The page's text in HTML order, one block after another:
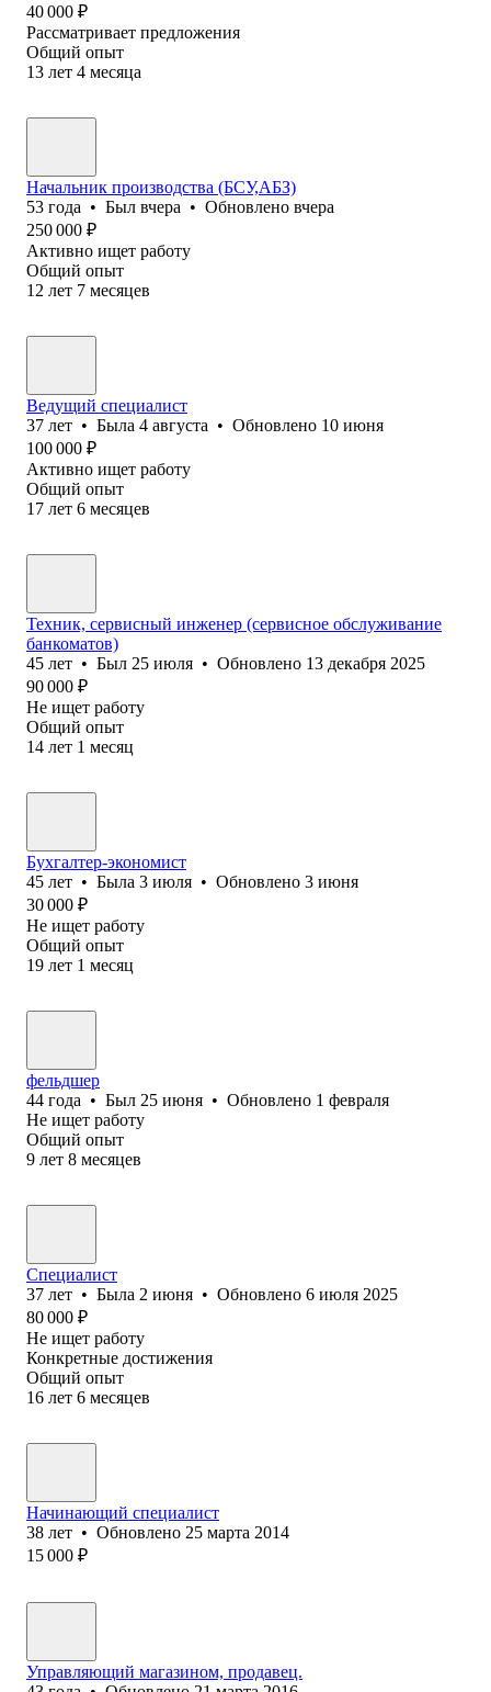
40 000 ₽
Рассматривает предложения
Общий опыт
13 лет 4 месяца
Начальник производства (БСУ,АБЗ)
53 года • Был вчера • Обновлено вчера
250 000 ₽
Активно ищет работу
Общий опыт
12 лет 7 месяцев
Ведущий специалист
37 лет • Была 4 августа • Обновлено 10 июня
100 000 ₽
Активно ищет работу
Общий опыт
17 лет 6 месяцев
Техник, сервисный инженер (сервисное обслуживание
банкоматов)
45 лет • Был 25 июля • Обновлено 13 декабря 2025
90 000 ₽
Не ищет работу
Общий опыт
14 лет 1 месяц
Бухгалтер-экономист
45 лет • Была 3 июля • Обновлено 3 июня
30 000 ₽
Не ищет работу
Общий опыт
19 лет 1 месяц
фельдшер
44 года • Был 25 июня • Обновлено 1 февраля
Не ищет работу
Общий опыт
9 лет 8 месяцев
Специалист
37 лет • Была 2 июня • Обновлено 6 июля 2025
80 000 ₽
Не ищет работу
Конкретные достижения
Общий опыт
16 лет 6 месяцев
Начинающий специалист
38 лет • Обновлено 25 марта 2014
15 000 ₽
Управляющий магазином, продавец.